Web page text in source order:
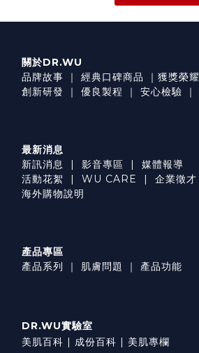
關於DR.WU
品牌故事 ｜ 經典口碑商品 ｜ 獲獎榮耀
創新研發
｜ 優良製程 ｜ 安心檢驗 ｜
最新消息
新訊消息
| 影音專區 | 媒體報導
活動花絮
| WU CARE | 企業徵才
海外購物說明
產品專區
產品系列
｜ 肌膚問題 ｜ 產品功能
DR.WU實驗室
美肌百科 | 成份百科 | 美肌專欄